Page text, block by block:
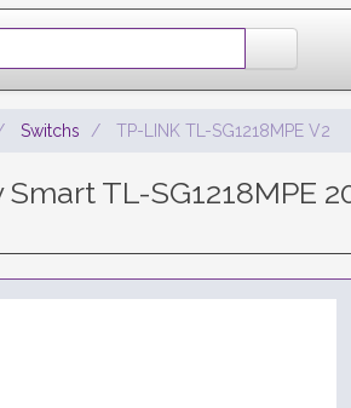
Switchs TP-LINK TL-SG1218MPE V2
TL-SG1218MPE